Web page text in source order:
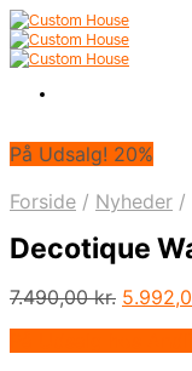
På Udsalg! 20%
Forside / Nyheder /
Decotique
7.490,00kr. Den